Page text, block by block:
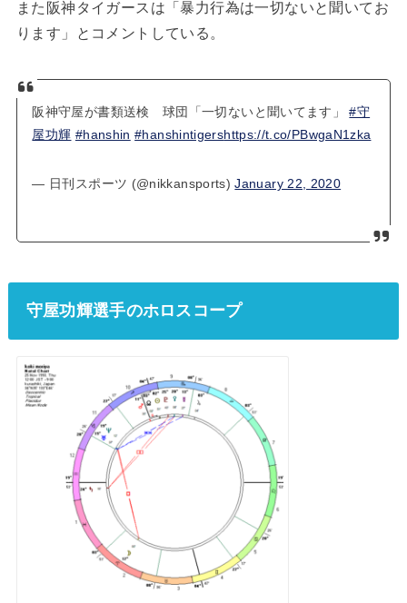
また阪神タイガースは「暴力行為は一切ないと聞いてお
ります」とコメントしている。
阪神守屋が書類送検 球団「一切ないと聞いてます」#守
屋功輝 #hanshin #hanshintigershttps://t.co/PBwgaN1zka
— 日刊スポーツ (@nikkansports)January 22, 2020
守屋功輝選手のホロスコープ